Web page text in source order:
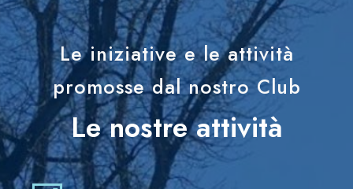
Le iniziative e le attività
promosse dal nostro Club
Le nostre attività